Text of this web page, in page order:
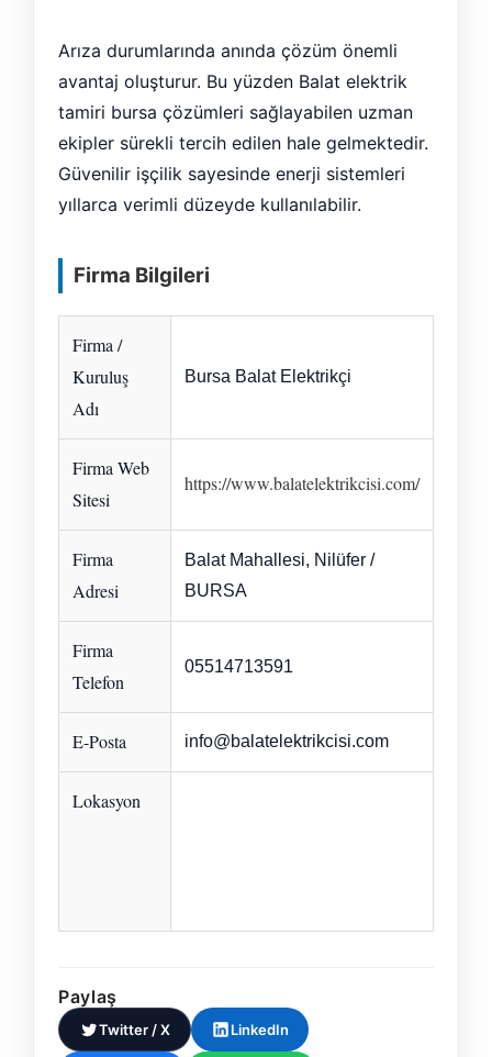
Arıza durumlarında anında çözüm önemli
avantaj oluşturur. Bu yüzden Balat elektrik
tamiri bursa çözümleri sağlayabilen uzman
ekipler sürekli tercih edilen hale gelmektedir.
Güvenilir işçilik sayesinde enerji sistemleri
yıllarca verimli düzeyde kullanılabilir.
Firma Bilgileri
Firma /
Kuruluş
Adı
Bursa Balat Elektrikçi
Firma Web
Sitesi
https://www.balatelektrikcisi.com/
Firma
Adresi
Balat Mahallesi, Nilüfer /
BURSA
Firma
Telefon
05514713591
E-Posta info@balatelektrikcisi.com
Lokasyon
Paylaş
Twitter / X LinkedIn